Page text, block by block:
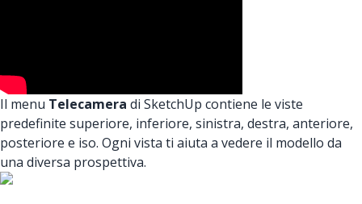
Il menu Telecamera di SketchUp contiene le viste
predefinite superiore, inferiore, sinistra, destra, anteriore,
posteriore e iso. Ogni vista ti aiuta a vedere il modello da
una diversa prospettiva.